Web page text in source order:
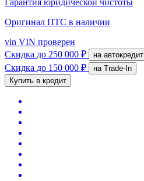
Оригинал ПТС в наличии
vin VIN проверен
Скидка до 250 000 ₽ на автокредит
Скидка до 150 000 ₽
на Trade-In
Купить в кредит